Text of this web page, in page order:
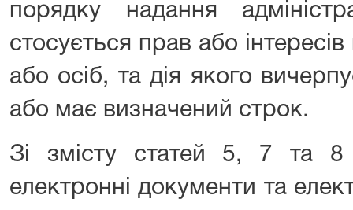
порядку надання
стосується прав або
або осіб, та дія якого
або має визначений строк.
Зі змісту статей 5, 7 та 8
електронні документи та